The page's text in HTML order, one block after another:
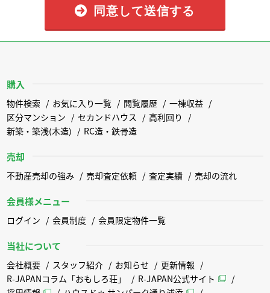
同意して送信する
購入
物件検索 お気に入り一覧 閲覧履歴
一棟収益
区分マンション
セカンドハウス
高利回り
新築・築浅(木造)
RC造・鉄骨造
売却
不動産売却の強み 売却査定依頼 査定実績 売却の流れ
会員様メニュー
ログイン 会員制度 会員限定物件一覧
当社について
会社概要 スタッフ紹介 お知らせ
更新情報
R-JAPANコラム「おもしろ荘」
R-JAPAN公式サイト